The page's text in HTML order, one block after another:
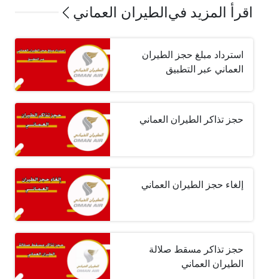
اقرأ المزيد في الطيران العماني
استرداد مبلغ حجز الطيران
العماني عبر التطبيق
حجز تذاكر الطيران العماني
إلغاء حجز الطيران العماني
حجز تذاكر مسقط صلالة
الطيران العماني